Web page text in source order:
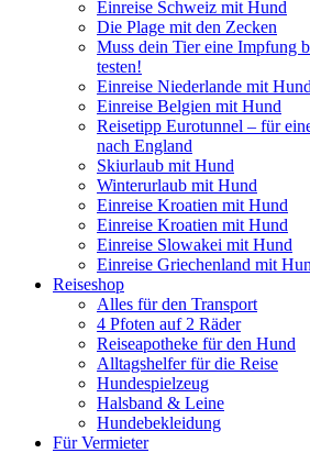
Einreise Schweiz mit Hund
Die Plage mit den Zecken
Muss dein Tier eine Impfung
testen!
Einreise Niederlande mit Hund
Einreise Belgien mit Hund
Reisetipp Eurotunnel – für
nach England
Skiurlaub mit Hund
Winterurlaub mit Hund
Einreise Kroatien mit Hund
Einreise Kroatien mit Hund
Einreise Slowakei mit Hund
Einreise Griechenland mit
Reiseshop
Alles für den Transport
4 Pfoten auf 2 Räder
Reiseapotheke für den Hund
Alltagshelfer für die Reise
Hundespielzeug
Halsband & Leine
Hundebekleidung
Für Vermieter